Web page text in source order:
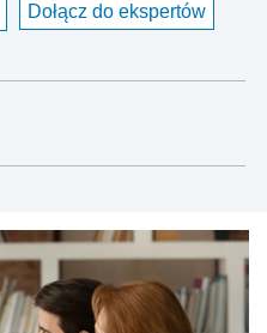
Dołącz do ekspertów